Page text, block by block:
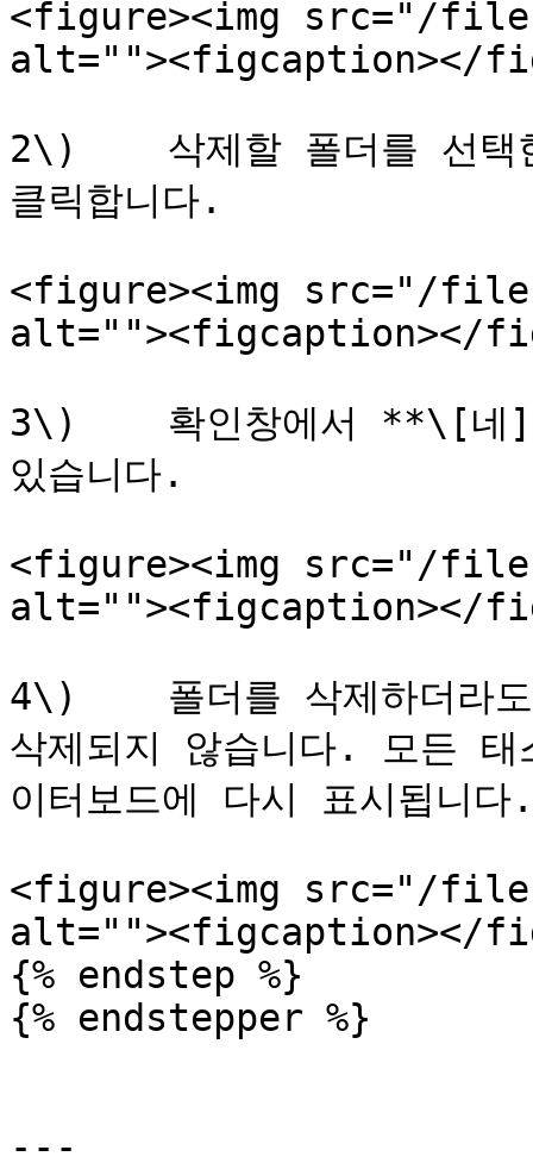
<figure><img src="/files/
alt=""><figcaption></
2\)    삭제할 폴더를 선
클릭합니다.
<figure><img src="/files/
alt=""><figcaption></
3\)    확인창에서 **\[네
있습니다.
<figure><img src="/
alt=""><figcaption></
4\)    폴더를 삭제하더라
삭제되지 않습니다. 모든
이터보드에 다시 표시됩니다.
<figure><img src="/files/
alt=""><figcaption></
{% endstep %}
{% endstepper %}
---